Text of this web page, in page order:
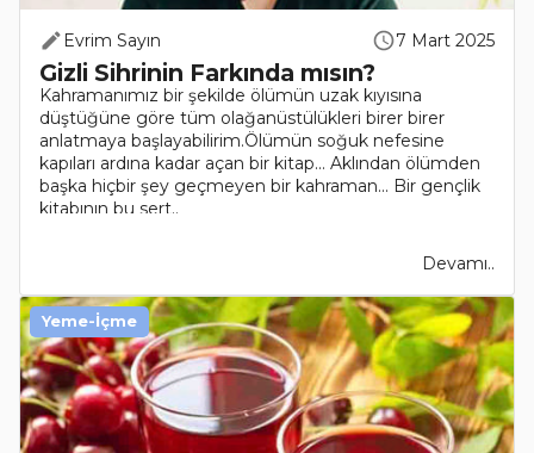
Evrim Sayın 7 Mart 2025
Gizli Sihrinin Farkında mısın?
Kahramanımız bir şekilde ölümün uzak kıyısına
düştüğüne göre tüm olağanüstülükleri birer birer
anlatmaya başlayabilirim.Ölümün soğuk nefesine
kapıları ardına kadar açan bir kitap... Aklından ölümden
başka hiçbir şey geçmeyen bir kahraman... Bir gençlik
kitabının bu sert..
Devamı..
Yeme-İçme